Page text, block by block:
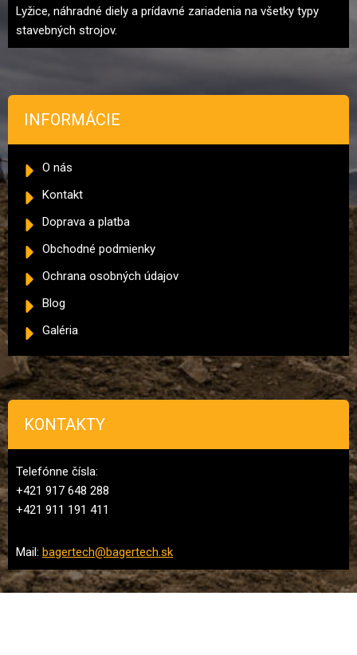
Lyžice, náhradné diely a prídavné zariadenia na všetky typy
stavebných strojov.
INFORMÁCIE
O nás
Kontakt
Doprava a platba
Obchodné podmienky
Ochrana osobných údajov
Blog
Galéria
KONTAKTY
Telefónne čísla:
+421 917 648 288
+421 911 191 411
Mail: bagertech@bagertech.sk